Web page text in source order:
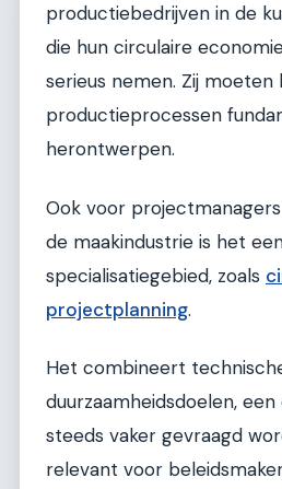
productiebedrijven in de
die hun circulaire
serieus nemen. Zij moeten
productieprocessen
herontwerpen.
Ook voor
de maakindustrie is het
specialisatiegebied, zoals
projectplanning.
Het combineert
duurzaamheidsdoelen,
steeds vaker gevraagd
relevant voor